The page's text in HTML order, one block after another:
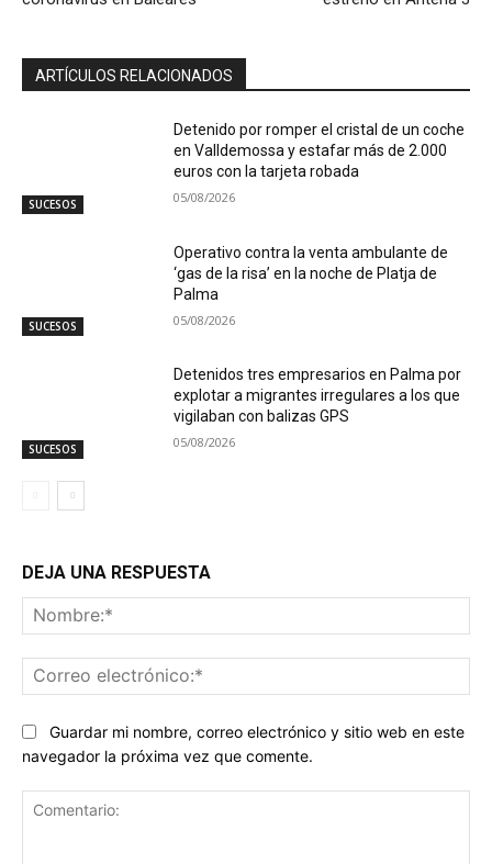
ARTÍCULOS RELACIONADOS
SUCESOS
Detenido por romper el cristal de un coche
en Valldemossa y estafar más de 2.000
euros con la tarjeta robada
05/08/2026
SUCESOS
Operativo contra la venta ambulante de
‘gas de la risa’ en la noche de Platja de
Palma
05/08/2026
SUCESOS
Detenidos tres empresarios en Palma por
explotar a migrantes irregulares a los que
vigilaban con balizas GPS
05/08/2026
DEJA UNA RESPUESTA
Guardar mi nombre, correo electrónico y sitio web en este
navegador la próxima vez que comente.